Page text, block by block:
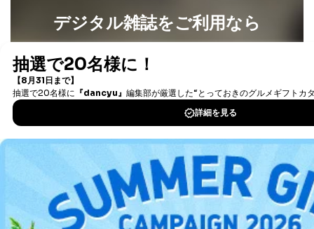
（内容の訂正、追加または削除）、利用停止等（「利用
の停止または消去」「第三者への提供の停止」）の求め
個人情報は「マイページ」にログインしていただくこと
で、訂正、追加、変更を行っていただくことが出来ま
す。マイページをご利用いただけない方、その他の方に
つきましては、下記Aをご覧ください。 また、ご登録い
ただいた個人情報のうち、市町村などの名称および郵便
番号、金融機関の名称あるいはクレジットカードの有効
期限など、商品のお届けやご請求を行う上で支障がある
情報に変更があった場合には、当社が登録情報を変更さ
せていただく場合があります。
A.開示等の求めの申し出先、提出していただく書面等
開示等の求めは、電話又は電子メールにて下記までお申
し付けください。開示等の求めに際して提出していただ
く書面等については、その際にご案内いたします。
デジタル雑誌をご利用なら
書籍）が無料で読み放題！
DOWNLOAD FOR IOS
DOWNLOAD FOR ANDROID
ご利用方法はこちら